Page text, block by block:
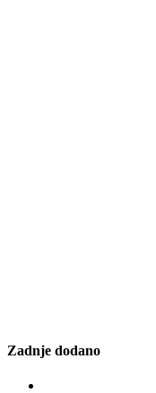
Zadnje dodano